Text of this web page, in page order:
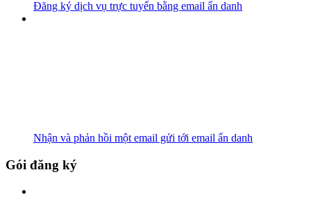
Đăng ký dịch vụ trực tuyến bằng email ẩn danh
Nhận và phản hồi một email gửi tới email ẩn danh
Gói đăng ký